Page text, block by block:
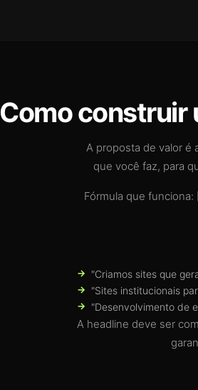
Como construir
A proposta de valor é
que você faz, para
Fórmula que funciona:
"Criamos sites que
"Sites institucionais
"Desenvolvimento de
A headline deve ser